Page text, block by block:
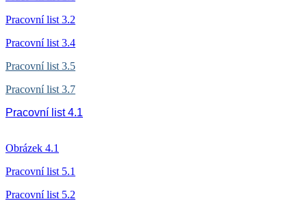
Pracovní list 3.2
Pracovní list 3.4
Pracovní list 3.5
Pracovní list 3.7
Pracovní list 4.1
Obrázek 4.1
Pracovní list 5.1
Pracovní list 5.2